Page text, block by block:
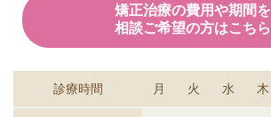
矯正治療の費用や期間を
相談ご希望の方はこちら
診療時間 月 火 水 木